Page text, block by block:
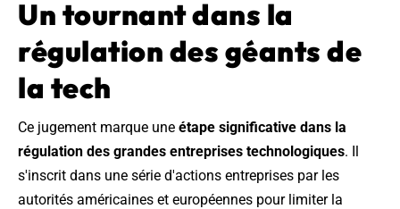
Un tournant dans la
régulation des géants de
la tech
Ce jugement marque une étape significative dans la
régulation des grandes entreprises technologiques. Il
s'inscrit dans une série d'actions entreprises par les
autorités américaines et européennes pour limiter la